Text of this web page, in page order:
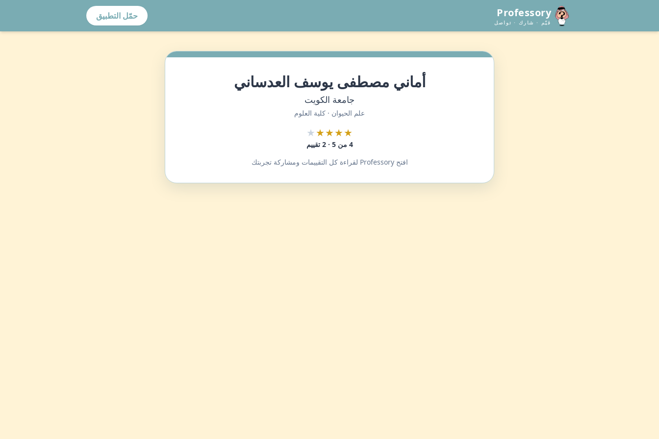
Professory
قيّم · شارك · تواصل
حمّل التطبيق
أماني مصطفى يوسف العدساني
جامعة الكويت
علم الحيوان · كلية العلوم
★★★★
★
4 من 5 · 2 تقييم
افتح Professory لقراءة كل التقييمات ومشاركة تجربتك